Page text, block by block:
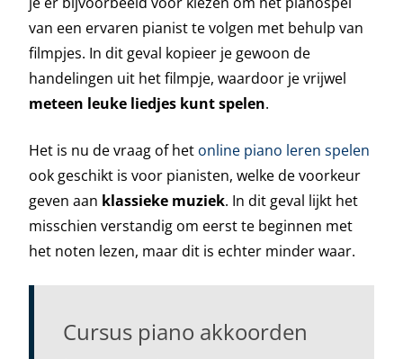
van een ervaren pianist te volgen met behulp van
filmpjes. In dit geval kopieer je gewoon de
handelingen uit het filmpje, waardoor je vrijwel
meteen leuke liedjes kunt spelen.
Het is nu de vraag of het online piano leren spelen
ook geschikt is voor pianisten, welke de voorkeur
geven aan klassieke muziek. In dit geval lijkt het
misschien verstandig om eerst te beginnen met
het noten lezen, maar dit is echter minder waar.
Cursus piano akkoorden